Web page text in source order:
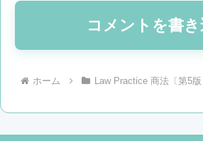
コメントを書
ホーム Law Practice 商法〔第5版